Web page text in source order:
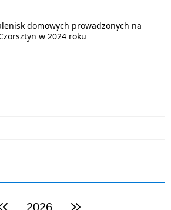
domowych prowadzonych na
w 2024 roku
poprzedni rok2026 następny rok